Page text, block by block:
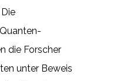
die Forscher
unter Beweis